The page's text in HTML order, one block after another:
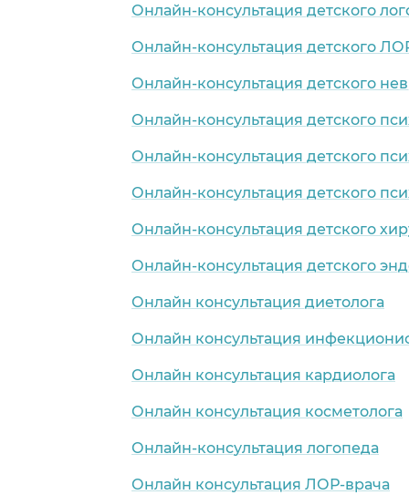
Онлайн-консультация детского
Онлайн-консультация детского
Онлайн-консультация детского
Онлайн-консультация детского
Онлайн-консультация детского
Онлайн-консультация детского
Онлайн-консультация детского
Онлайн-консультация детского
Онлайн консультация диетолога
Онлайн консультация
Онлайн консультация кардиолога
Онлайн консультация косметолога
Онлайн-консультация логопеда
Онлайн консультация ЛОР-врача